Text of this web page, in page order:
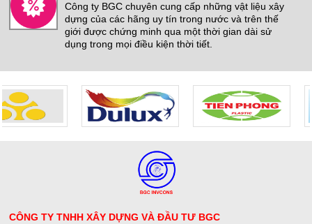
Jotamastic 90
Jotun Futura Classic
Giá:4,140,000 đ
THI CÔNG ĐỔ SÀN PU CRETE
Giá: Liên hệ
THI CÔNG SƠN EPOXY TỰ SAN
PHẲNG
Công ty BGC chuyên cung cấp những vật liệu xây
dựng của các hãng uy tín trong nước và trên thế
giới được chứng minh qua một thời gian dài sử
dụng trong mọi điều kiện thời tiết.
CÔNG TY TNHH XÂY DỰNG VÀ ĐẦU TƯ BGC